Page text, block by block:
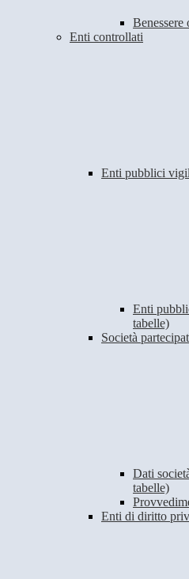
Benessere
Enti controllati
Enti pubblici
Enti
tabelle)
Società
Dati
tabelle)
Enti di diritto